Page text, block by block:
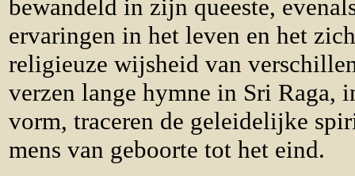
bewandeld in zijn queeste,
ervaringen in het leven en het
religieuze wijsheid van
verzen lange hymne in Sri Raga,
vorm, traceren de geleidelijke
mens van geboorte tot het eind.